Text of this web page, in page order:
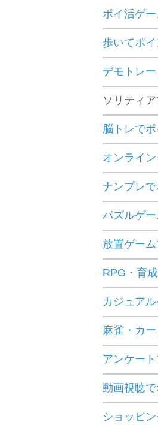
ポイ活ゲ
歩いてポ
デモトレ
ソリティ
脳トレで
オンライ
ナンプレ
パズルゲ
放置ゲー
RPG・育
カジュア
麻雀・カ
アンケー
動画視聴
ショッピ